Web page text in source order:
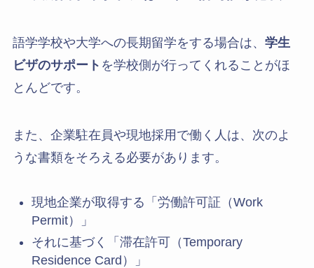
語学学校や大学への長期留学をする場合は、 学生
ビザのサポート を学校側が行ってくれることがほ
とんどです。
また、企業駐在員や現地採用で働く人は、次のよ
うな書類をそろえる必要があります。
現地企業が取得する「労働許可証（Work
Permit）」
それに基づく「滞在許可（Temporary
Residence Card）」